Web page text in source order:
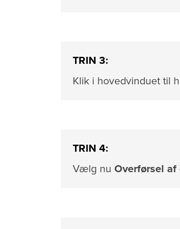
TRIN 3:
Klik i hovedvinduet til
TRIN 4:
Vælg nu Overførsel af